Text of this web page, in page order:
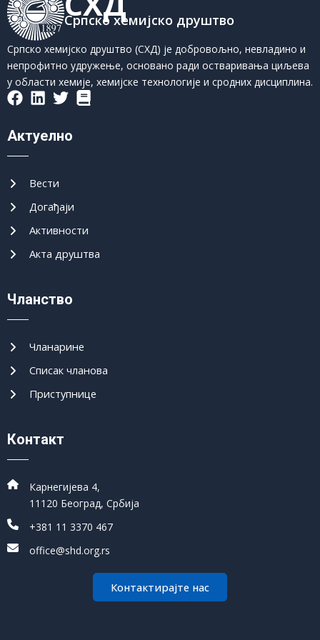
Српско хемијско друштво
Српско хемијско друштво (СХД) је добровољно, невладино и
непрофитно удружење, основано ради остваривања циљева
у области хемије, хемијске технологије и сродних дисциплина.
Актуелно
Вести
Догађаји
Активности
Акта друштва
Чланство
Чланарине
Списак чланова
Приступнице
Контакт
Карнегијева 4,
11120 Београд, Србија
+381 11 3370 467
office@shd.org.rs
Контактирајте нас